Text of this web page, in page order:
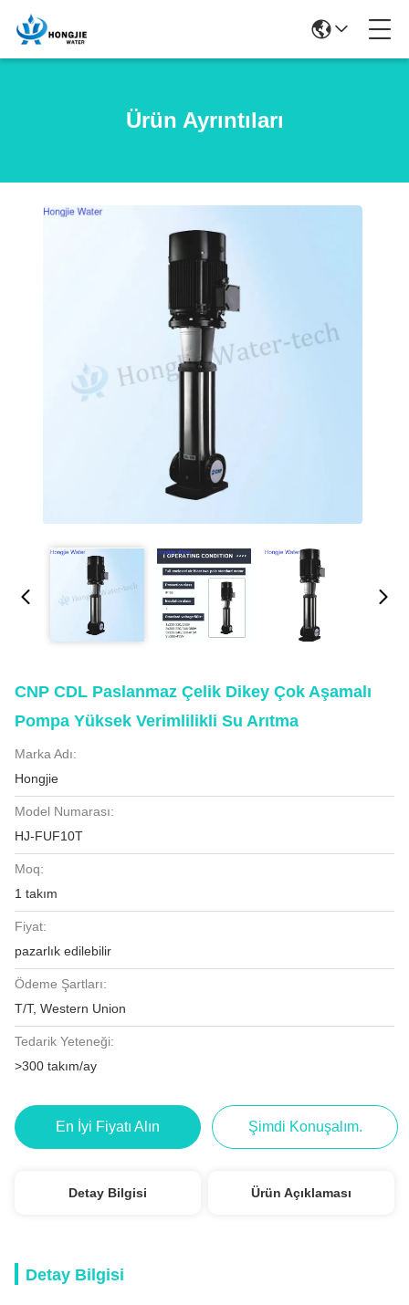
Ürün Ayrıntıları
CNP CDL Paslanmaz Çelik Dikey Çok Aşamalı
Pompa Yüksek Verimlilikli Su Arıtma
Marka Adı:
Hongjie
Model Numarası:
HJ-FUF10T
Moq:
1 takım
Fiyat:
pazarlık edilebilir
Ödeme Şartları:
T/T, Western Union
Tedarik Yeteneği:
>300 takım/ay
En İyi Fiyatı Alın Şimdi Konuşalım.
Detay Bilgisi Ürün Açıklaması
Detay Bilgisi